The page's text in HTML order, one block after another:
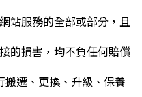
站服務的全部或部分，且
的損害，均不負任何賠償
遷、更換、升級、保養